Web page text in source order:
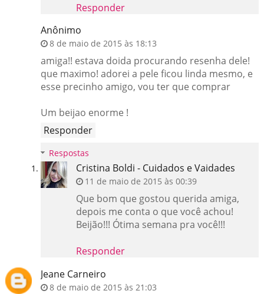
Responder
Anônimo
8 de maio de 2015 às 18:13
amiga!! estava doida procurando resenha dele!
que maximo! adorei a pele ficou linda mesmo, e
esse precinho amigo, vou ter que comprar
Um beijao enorme !
Responder
Respostas
Cristina Boldi - Cuidados e Vaidades
11 de maio de 2015 às 00:39
Que bom que gostou querida amiga,
depois me conta o que você achou!
Beijão!!! Ótima semana pra você!!!
Responder
Jeane Carneiro
8 de maio de 2015 às 21:03